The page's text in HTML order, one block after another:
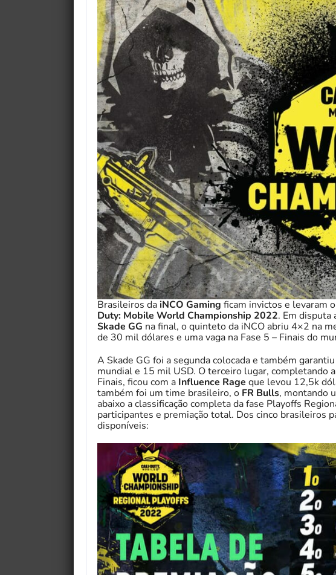
Brasileiros daiNCO Gaming ficam invictos e levaram
Duty: Mobile World Championship 2022. Em disputa
Skade GG na final, o quinteto da iNCO abriu 4×2 na
de 30 mil dólares e uma vaga na Fase 5 – Finais do
A Skade GG foi a segunda colocada e também
mundial e 15 mil USD. O terceiro lugar, completando
Finais, ficou com a Influence Rage que levou 12,5k
também foi um time brasileiro, o FR Bulls, montando
abaixo a classificação completa da fase Playoffs
participantes e premiação total. Dos cinco brasileiros
disponíveis: